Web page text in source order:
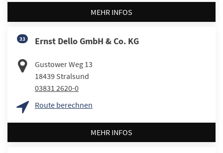
MEHR INFOS
33 Ernst Dello GmbH & Co. KG
Gustower Weg 13
18439 Stralsund
03831 2620-0
Route berechnen
MEHR INFOS